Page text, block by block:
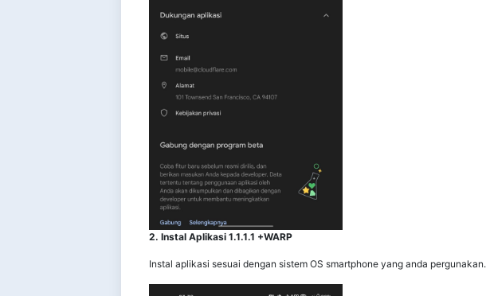
2. Instal Aplikasi 1.1.1.1 +WARP
Instal aplikasi sesuai dengan sistem OS smartphone yang anda pergunakan.